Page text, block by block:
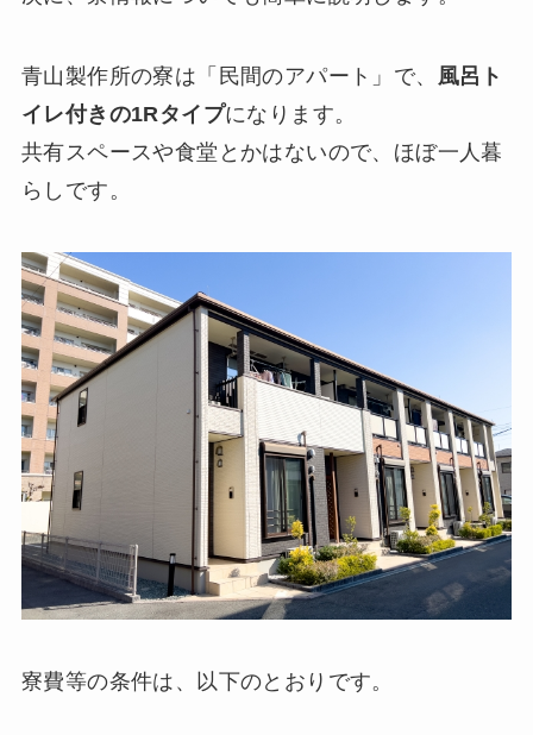
青山製作所の寮は「民間のアパート」で、 風呂ト
イレ付きの1Rタイプになります。
共有スペースや食堂とかはないので、ほぼ一人暮
らしです。
寮費等の条件は、以下のとおりです。